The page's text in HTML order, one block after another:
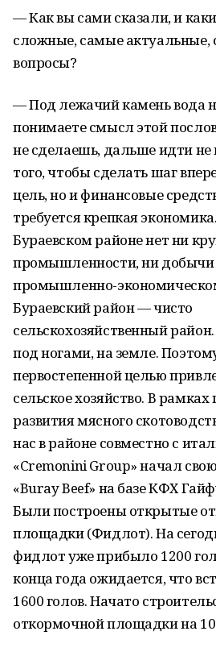
— Как вы сами сказали, и
сложные, самые
вопросы?
— Под лежачий камень вода
понимаете смысл этой
не сделаешь, дальше идти не
того, чтобы сделать шаг
цель, но и финансовые
требуется крепкая
Бураевском районе нет ни
промышленности, ни добычи
промышленно-
Бураевский район — чисто
сельскохозяйственный
под ногами, на земле.
первостепенной целью
сельское хозяйство. В
развития мясного
нас в районе совместно с
«Cremonini Group» начал
«Buray Beef» на базе КФХ
Были построены открытые
площадки (Фидлот). На
фидлот уже прибыло 1200
конца года ожидается, что
1600 голов. Начато
откормочной площадки на